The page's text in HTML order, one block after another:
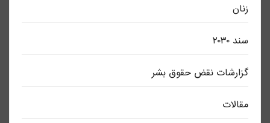
زنان
سند ٢٠٣٠
گزارشات نقض حقوق بشر
مقالات